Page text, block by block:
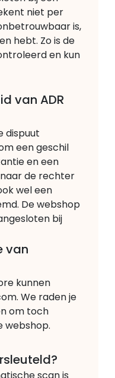
niet per
is,
hebt. Zo is de
en kun
van ADR
dispuut
een geschil
en een
de rechter
wel een
De webshop
bij
van
kunnen
We raden je
om toch
webshop.
scan is